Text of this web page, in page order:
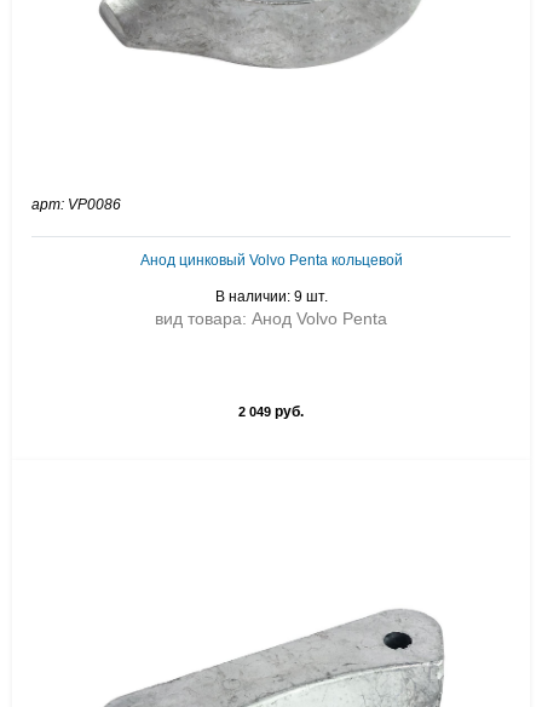
арт: VP0086
Анод цинковый Volvo Penta кольцевой
В наличии: 9 шт.
вид товара: Анод Volvo Penta
2 049 руб.